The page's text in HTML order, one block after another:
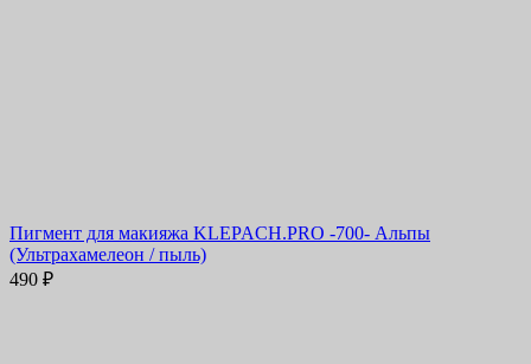
Пигмент для макияжа KLEPACH.PRO -700- Альпы
(Ультрахамелеон / пыль)
490 ₽